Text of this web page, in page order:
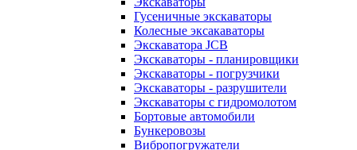
Гусеничные экскаваторы
Колесные эксакаваторы
Экскаватора JCB
Экскаваторы - планировщики
Экскаваторы - погрузчики
Экскаваторы - разрушители
Экскаваторы с гидромолотом
Бортовые автомобили
Бункеровозы
Вибропогружатели